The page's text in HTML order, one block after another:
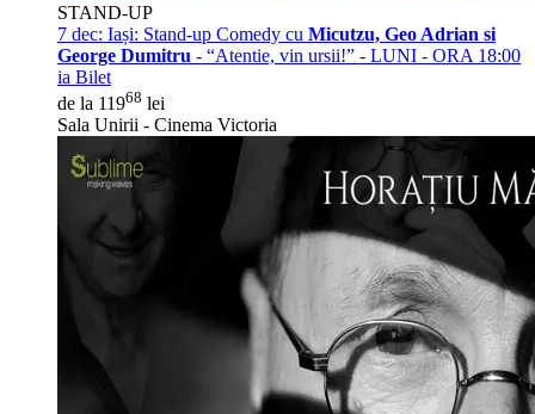
STAND-UP
7 dec: Iași: Stand-up Comedy cu Micutzu, Geo Adrian si
George Dumitru - “Atentie, vin ursii!” - LUNI - ORA 18:00
ia Bilet
de la 11968 lei
Sala Unirii - Cinema Victoria